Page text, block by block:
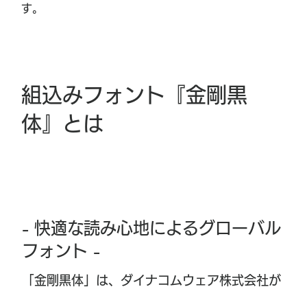
す。
組込みフォント『金剛黒
体』とは
- 快適な読み心地によるグローバル
フォント -
「金剛黒体」は、ダイナコムウェア株式会社が